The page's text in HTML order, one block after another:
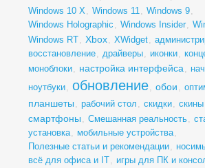
Windows 10 X, Windows 11, Windows 9,
Windows Holographic , Windows Insider,
Windows RT, Xbox, XWidget,
восстановление, драйверы, иконки,
моноблоки, настройка интерфейса,
ноутбуки, обновление, обои ,
планшеты , рабочий стол , скидки, скины
смартфоны , Смешанная реальность,
установка, мобильные устройства,
Полезные статьи и рекомендации,
всё для офиса и IT, игры для ПК и